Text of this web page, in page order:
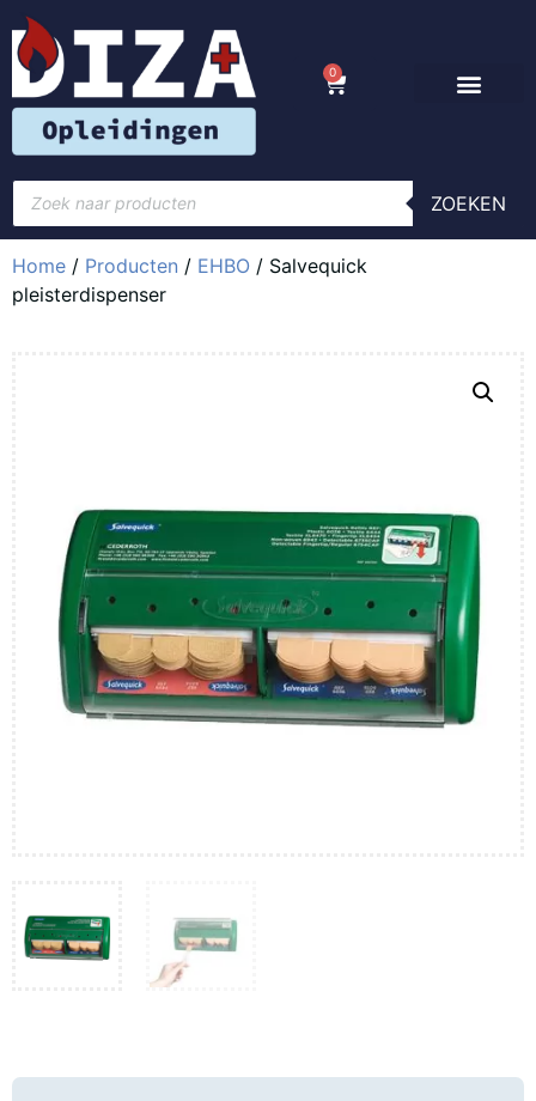
0
ZOEKEN
Home / Producten / EHBO / Salvequick
pleisterdispenser